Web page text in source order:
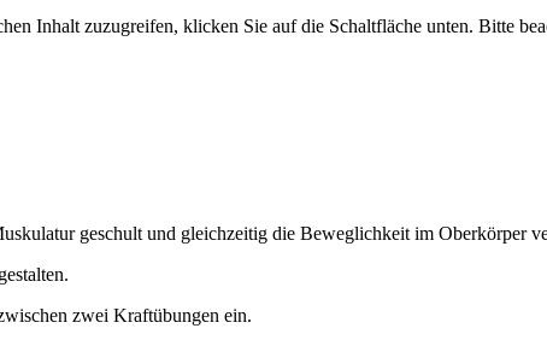
Inhalt zuzugreifen, klicken Sie auf die Schaltfläche unten. Bitte
geschult und gleichzeitig die Beweglichkeit im Oberkörper
zwei Kraftübungen ein.